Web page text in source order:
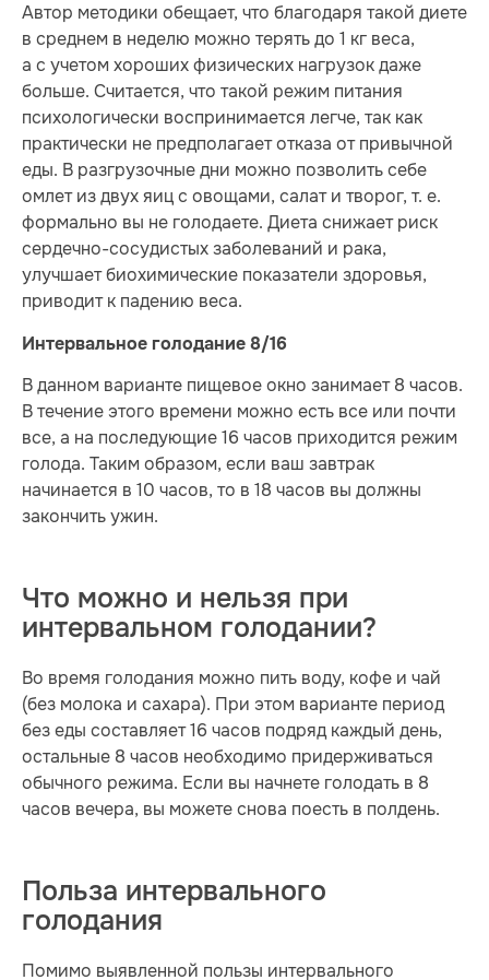
Автор методики обещает, что благодаря такой диете
в среднем в неделю можно терять до 1 кг веса,
а с учетом хороших физических нагрузок даже
больше. Считается, что такой режим питания
психологически воспринимается легче, так как
практически не предполагает отказа от привычной
еды. В разгрузочные дни можно позволить себе
омлет из двух яиц с овощами, салат и творог, т. е.
формально вы не голодаете. Диета снижает риск
сердечно-сосудистых заболеваний и рака,
улучшает биохимические показатели здоровья,
приводит к падению веса.
Интервальное голодание 8/16
В данном варианте пищевое окно занимает 8 часов.
В течение этого времени можно есть все или почти
все, а на последующие 16 часов приходится режим
голода. Таким образом, если ваш завтрак
начинается в 10 часов, то в 18 часов вы должны
закончить ужин.
Что можно и нельзя при
интервальном голодании?
Во время голодания можно пить воду, кофе и чай
(без молока и сахара). При этом варианте период
без еды составляет 16 часов подряд каждый день,
остальные 8 часов необходимо придерживаться
обычного режима. Если вы начнете голодать в 8
часов вечера, вы можете снова поесть в полдень.
Польза интервального
голодания
Помимо выявленной пользы интервального